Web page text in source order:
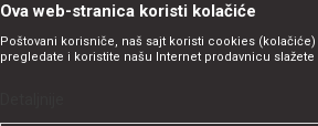
Ova web-stranica koristi kolačiće
Poštovani korisniče, naš sajt koristi cookies
pregledate i koristite našu Internet prodavnicu